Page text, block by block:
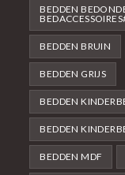
BEDDEN
BEDDEN BRUIN
BEDDEN GRIJS
BEDDEN
BEDDEN
BEDDEN MDF